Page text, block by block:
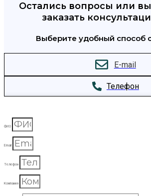
Остались вопросы или вы
заказать
Выберите удобный способ
E-mail
Телефон
ФИО
Email
Телефон
Компания